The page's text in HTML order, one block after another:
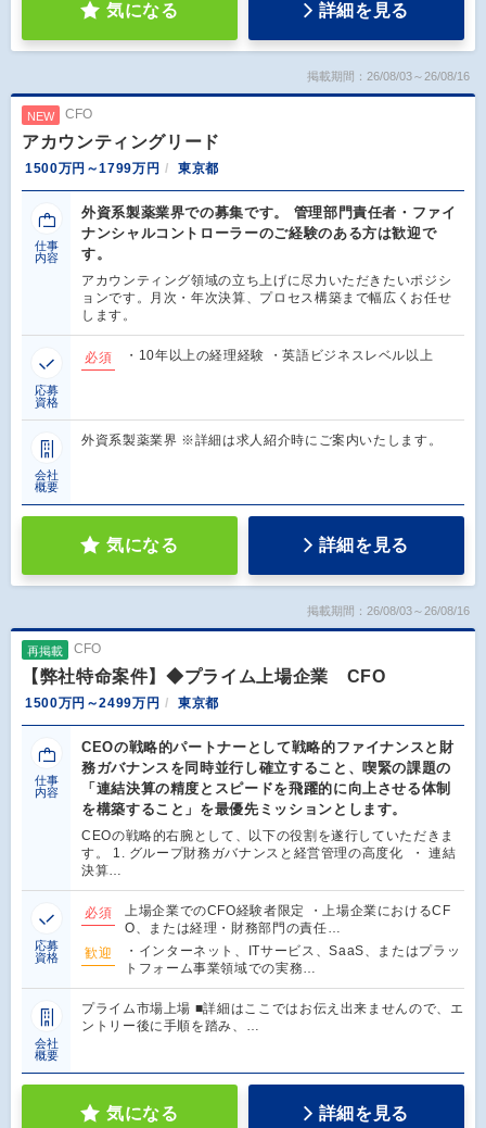
気になる 詳細を見る
掲載期間：26/08/03～26/08/16
NEW CFO
アカウンティングリード
1500万円～1799万円 東京都
仕事
内容
外資系製薬業界での募集です。 管理部門責任者・ファイ
ナンシャルコントローラーのご経験のある方は歓迎で
す。
アカウンティング領域の立ち上げに尽力いただきたいポジシ
ョンです。月次・年次決算、プロセス構築まで幅広くお任せ
します。
応募
資格
必須 ・10年以上の経理経験 ・英語ビジネスレベル以上
会社
概要
外資系製薬業界 ※詳細は求人紹介時にご案内いたします。
気になる 詳細を見る
掲載期間：26/08/03～26/08/16
再掲載 CFO
【弊社特命案件】◆プライム上場企業 CFO
1500万円～2499万円 東京都
仕事
内容
CEOの戦略的パートナーとして戦略的ファイナンスと財
務ガバナンスを同時並⾏し確⽴すること、喫緊の課題の
「連結決算の精度とスピードを⾶躍的に向上させる体制
を構築すること」を最優先ミッションとします。
CEOの戦略的右腕として、以下の役割を遂⾏していただきま
す。 1. グループ財務ガバナンスと経営管理の⾼度化 ・ 連結
決算…
応募
資格
必須
上場企業でのCFO経験者限定 ・上場企業におけるCF
O、または経理・財務部⾨の責任…
歓迎
・インターネット、ITサービス、SaaS、またはプラッ
トフォーム事業領域での実務…
会社
概要
プライム市場上場 ■詳細はここではお伝え出来ませんので、エ
ントリー後に手順を踏み、…
気になる 詳細を見る